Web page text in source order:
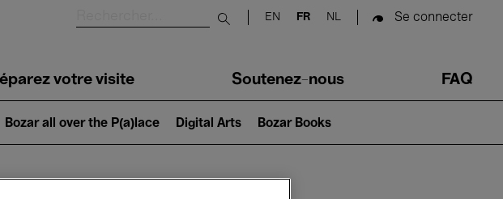
Submit search
EN FR NL Se connecter
votre visite Soutenez-nous FAQ
Bozar all over the P(a)lace Digital Arts Bozar Books